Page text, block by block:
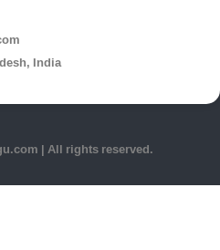
India
| All rights reserved.